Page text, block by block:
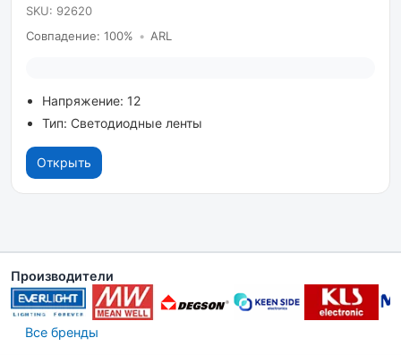
SKU: 92620
Совпадение: 100% • ARL
Напряжение: 12
Тип: Светодиодные ленты
Открыть
Производители
Все бренды